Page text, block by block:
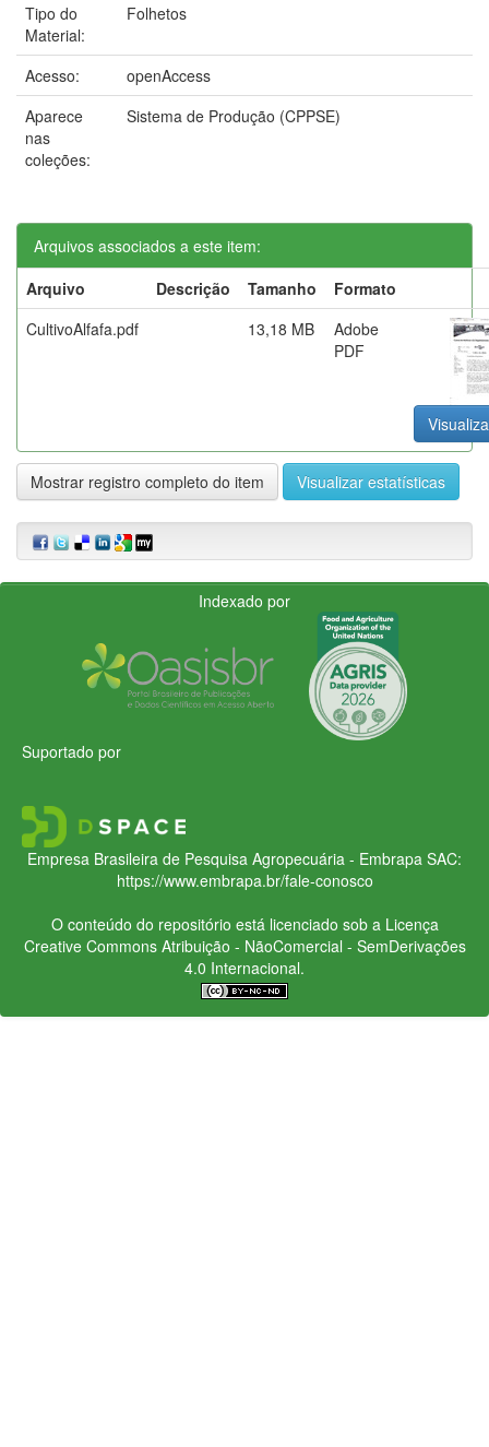
Tipo do
Material:
Folhetos
Acesso:
openAccess
Aparece
nas
coleções:
Sistema de Produção (CPPSE)
Arquivos associados a este item:
Arquivo
Descrição Tamanho
Formato
CultivoAlfafa.pdf
13,18 MB
Adobe
PDF
Mostrar registro completo do item Visualizar estatísticas
Indexado por
Suportado por
Empresa Brasileira de Pesquisa Agropecuária - Embrapa SAC:
https://www.embrapa.br/fale-conosco
O conteúdo do repositório está licenciado sob a Licença
Creative CommonsAtribuição - NãoComercial - SemDerivações
4.0 Internacional.